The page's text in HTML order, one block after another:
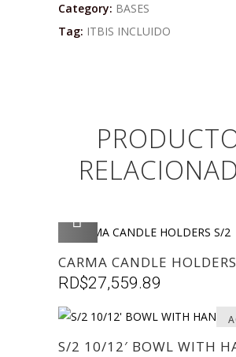
Category: BASES
Tag: ITBIS INCLUIDO
CARMA CANDLE
RD$27,559.89
S/2 10/12′ BOWL WITH